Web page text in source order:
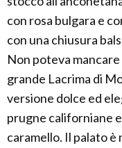
con rosa bulgara e
con una chiusura
Non poteva
grande Lacrima di
versione dolce ed
prugne californiane
caramello. Il palato